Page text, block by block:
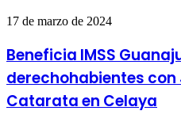
17 de marzo de 2024
Beneficia IMSS
derechohabientes
Catarata en Celaya